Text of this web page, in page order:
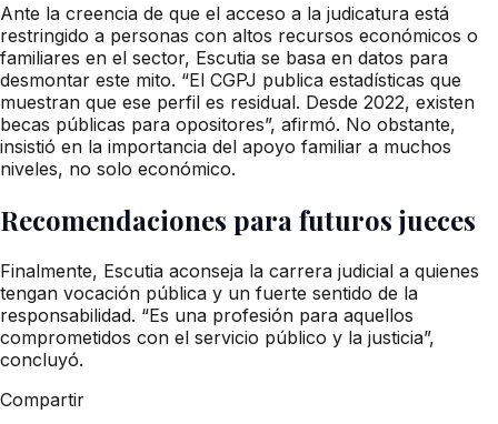
Ante la creencia de que el acceso a la judicatura está
restringido a personas con altos recursos económicos o
familiares en el sector, Escutia se basa en datos para
desmontar este mito. “El CGPJ publica estadísticas que
muestran que ese perfil es residual. Desde 2022, existen
becas públicas para opositores”, afirmó. No obstante,
insistió en la importancia del apoyo familiar a muchos
niveles, no solo económico.
Recomendaciones para futuros jueces
Finalmente, Escutia aconseja la carrera judicial a quienes
tengan vocación pública y un fuerte sentido de la
responsabilidad. “Es una profesión para aquellos
comprometidos con el servicio público y la justicia”,
concluyó.
Compartir